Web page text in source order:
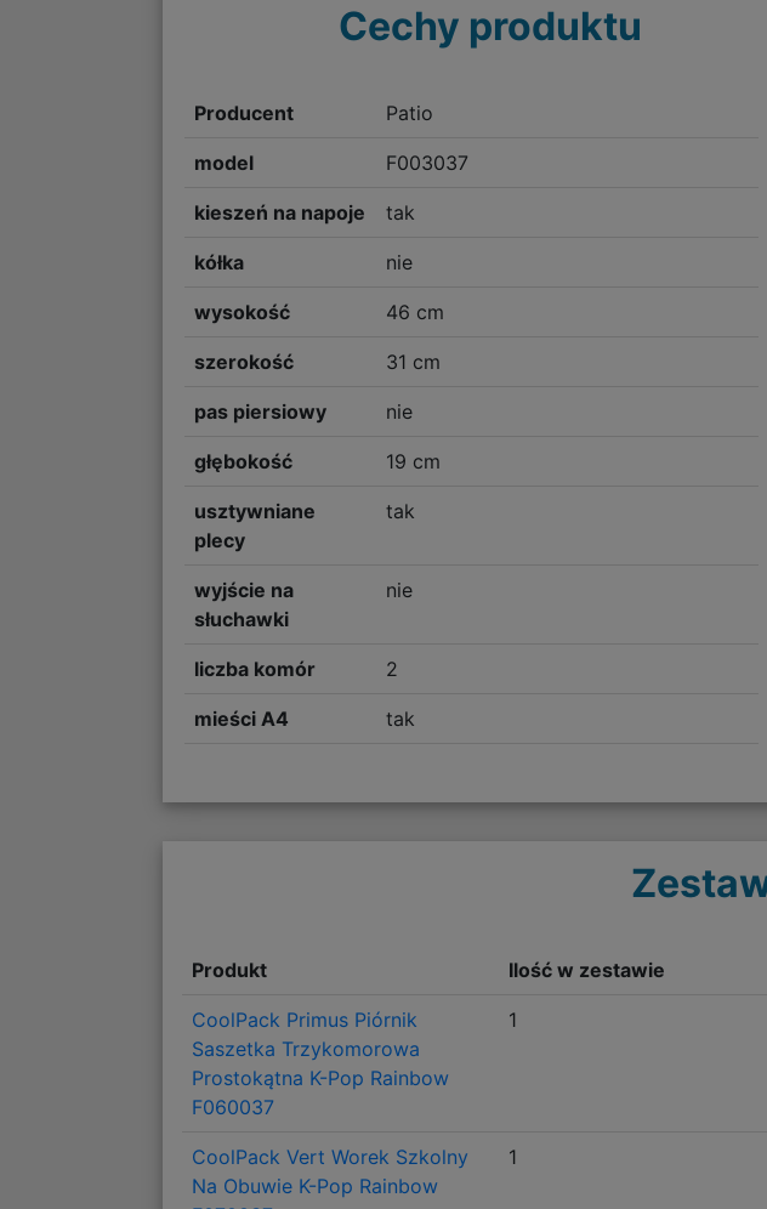
Cechy produktu
Producent Patio
model F003037
kieszeń na napoje tak
kółka nie
wysokość 46 cm
szerokość 31 cm
pas piersiowy nie
głębokość 19 cm
usztywniane
plecy
tak
wyjście na
słuchawki
nie
liczba komór 2
mieści A4 tak
Produkt Ilość w zestawie
CoolPack Primus Piórnik
Saszetka Trzykomorowa
Prostokątna K-Pop Rainbow
F060037
1
CoolPack Vert Worek Szkolny
Na Obuwie K-Pop Rainbow
1